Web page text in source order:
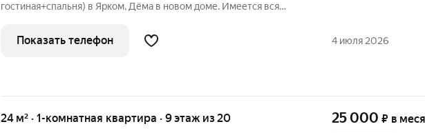
гостиная+спальня) в Ярком, Дёма в новом доме. Имеется вся
стиральная машина автомат. На длительный срок. Развитая
инфраструктура, рядом школа.
Показать телефон 4 июля 2026
24 м² · 1-комнатная квартира · 9 этаж из 20 25 000 ₽ в